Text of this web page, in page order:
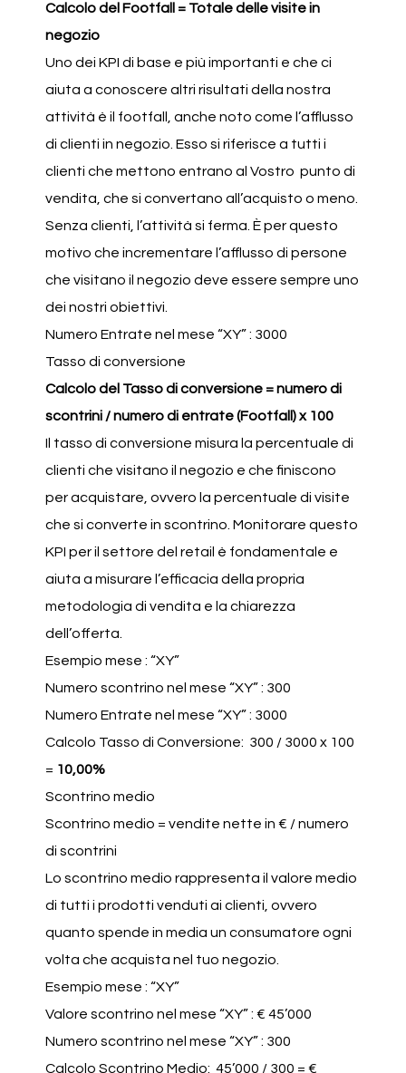
Calcolo del Footfall = Totale delle visite in
negozio
Uno dei KPI di base e più importanti e che ci
aiuta a conoscere altri risultati della nostra
attività è il footfall, anche noto come l’afflusso
di clienti in negozio. Esso si riferisce a tutti i
clienti che mettono entrano al Vostro punto di
vendita, che si convertano all’acquisto o meno.
Senza clienti, l’attività si ferma. È per questo
motivo che incrementare l’afflusso di persone
che visitano il negozio deve essere sempre uno
dei nostri obiettivi.
Numero Entrate nel mese “XY” : 3000
Tasso di conversione
Calcolo del Tasso di conversione = numero di
scontrini / numero di entrate (Footfall) x 100
Il tasso di conversione misura la percentuale di
clienti che visitano il negozio e che finiscono
per acquistare, ovvero la percentuale di visite
che si converte in scontrino. Monitorare questo
KPI per il settore del retail è fondamentale e
aiuta a misurare l’efficacia della propria
metodologia di vendita e la chiarezza
dell’offerta.
Esempio mese : “XY”
Numero scontrino nel mese “XY” : 300
Numero Entrate nel mese “XY” : 3000
Calcolo Tasso di Conversione: 300 / 3000 x 100
= 10,00%
Scontrino medio
Scontrino medio = vendite nette in € / numero
di scontrini
Lo scontrino medio rappresenta il valore medio
di tutti i prodotti venduti ai clienti, ovvero
quanto spende in media un consumatore ogni
volta che acquista nel tuo negozio.
Esempio mese : “XY”
Valore scontrino nel mese “XY” : € 45’000
Numero scontrino nel mese “XY” : 300
Calcolo Scontrino Medio: 45’000 / 300 = €